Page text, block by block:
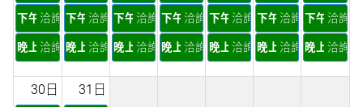
下午 洽詢
晚上 洽詢
下午 洽詢
晚上 洽詢
下午 洽詢
晚上 洽詢
下午 洽詢
晚上 洽詢
下午 洽詢
晚上 洽詢
下午 洽詢
晚上 洽詢
下午 洽詢
晚上 洽詢
30日 31日